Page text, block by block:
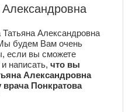
Александровна
будем Вам очень
если вы сможете
написать, что вы
Александровна
врача Понкратова